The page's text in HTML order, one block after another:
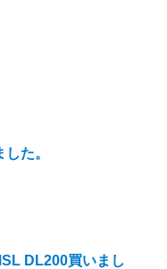
た。
DL200買いまし